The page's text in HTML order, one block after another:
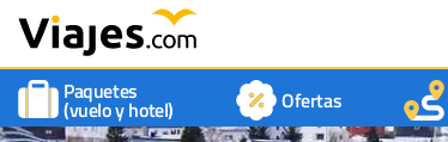
Paquetes
(vuelo y hotel) Ofertas